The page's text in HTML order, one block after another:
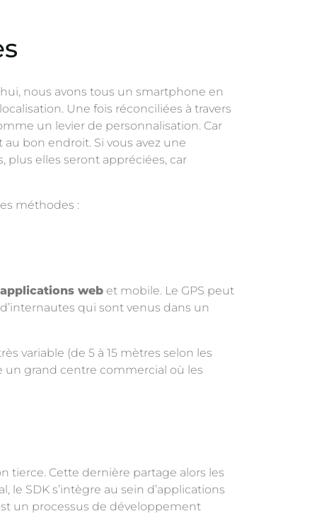
nous avons tous un smartphone en
Une fois réconciliées à travers
un levier de personnalisation. Car
bon endroit. Si vous avez une
plus elles seront appréciées, car
méthodes :
applications web et mobile. Le GPS peut
qui sont venus dans un
variable (de 5 à 15 mètres selon les
grand centre commercial où les
tierce. Cette dernière partage alors les
SDK s’intègre au sein d’applications
un processus de développement